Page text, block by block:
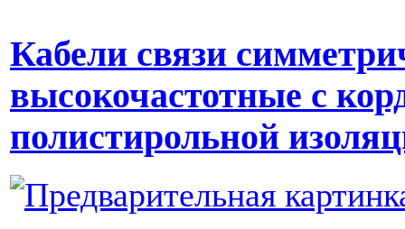
Кабели связи
высокочастотные с
полистирольной